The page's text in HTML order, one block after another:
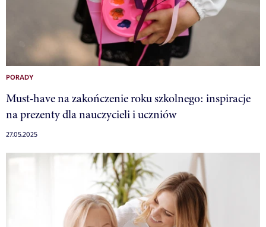
PORADY
Must-have na zakończenie roku szkolnego: inspiracje
na prezenty dla nauczycieli i uczniów
27.05.2025